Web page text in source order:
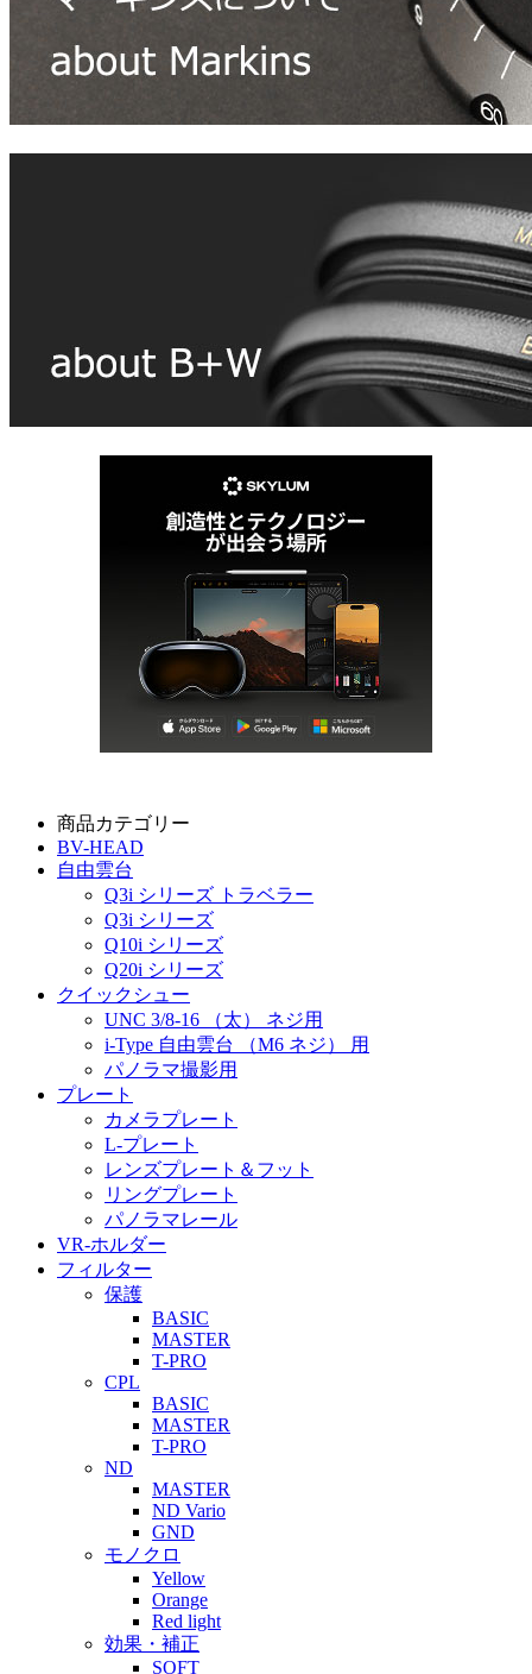
商品カテゴリー
BV-HEAD
自由雲台
Q3i シリーズ トラベラー
Q3i シリーズ
Q10i シリーズ
Q20i シリーズ
クイックシュー
UNC 3/8-16 （太） ネジ用
i-Type 自由雲台 （M6 ネジ） 用
パノラマ撮影用
プレート
カメラプレート
L-プレート
レンズプレート＆フット
リングプレート
パノラマレール
VR-ホルダー
フィルター
保護
BASIC
MASTER
T-PRO
CPL
BASIC
MASTER
T-PRO
ND
MASTER
ND Vario
GND
モノクロ
Yellow
Orange
Red light
効果・補正
SOFT